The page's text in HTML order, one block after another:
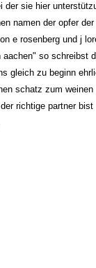
der sie hier
namen der opfer
e rosenberg und j
so schreibst
gleich zu beginn
schatz zum weinen
richtige partner bist